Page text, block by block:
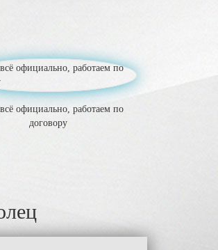
официально, работаем по
договору